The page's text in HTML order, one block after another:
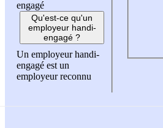
engagé
Qu'est-ce qu'un
employeur handi-
engagé ?
Un employeur handi-
engagé est un
employeur reconnu